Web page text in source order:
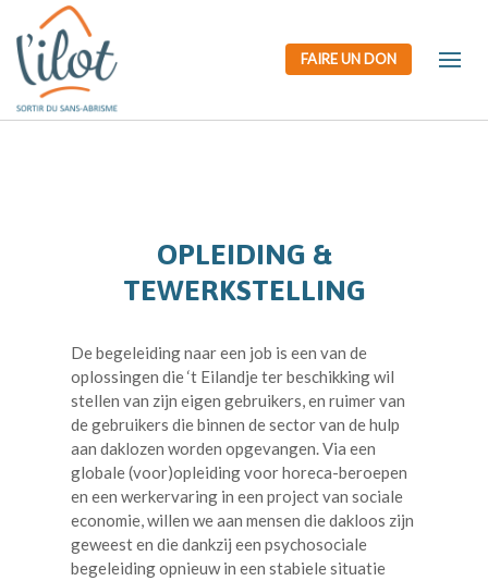
OPLEIDING &
TEWERKSTELLING
De begeleiding naar een job is een van de
oplossingen die ‘t Eilandje ter beschikking wil
stellen van zijn eigen gebruikers, en ruimer van
de gebruikers die binnen de sector van de hulp
aan daklozen worden opgevangen. Via een
globale (voor)opleiding voor horeca-beroepen
en een werkervaring in een project van sociale
economie, willen we aan mensen die dakloos zijn
geweest en die dankzij een psychosociale
begeleiding opnieuw in een stabiele situatie
FAIRE UN DON